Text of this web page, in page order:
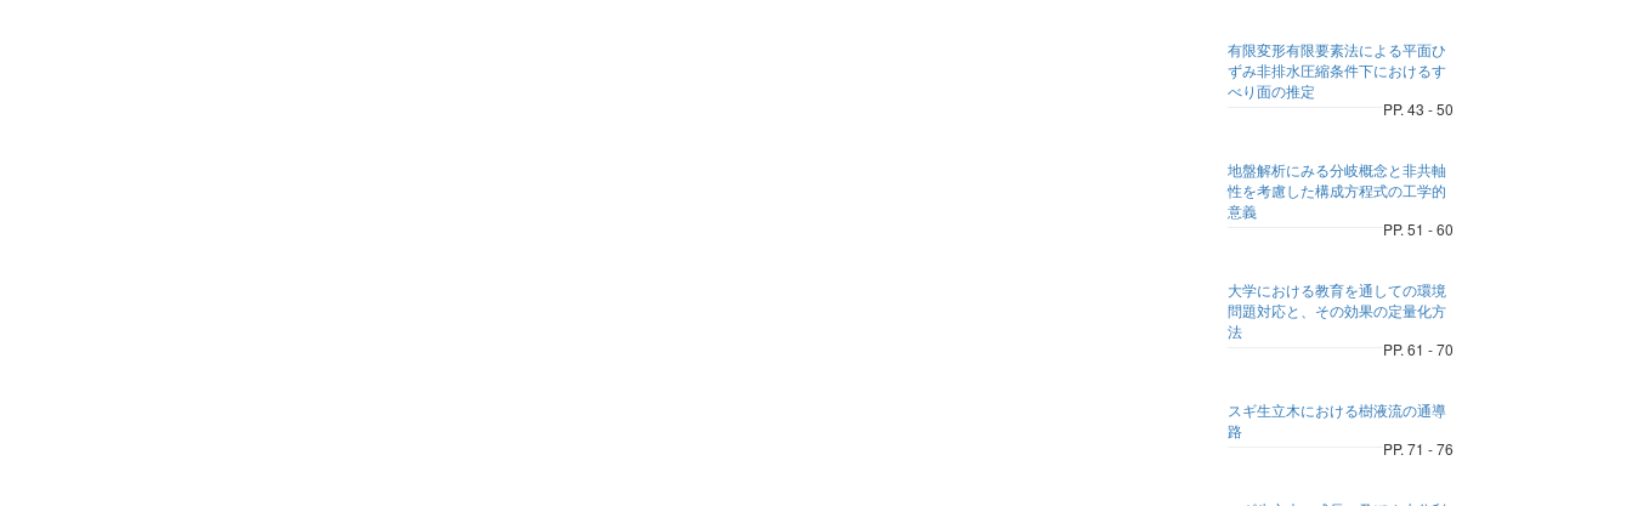
有限変形有限要素法による平面ひ
ずみ非排水圧縮条件下におけるす
べり面の推定
PP. 43 - 50
地盤解析にみる分岐概念と非共軸
性を考慮した構成方程式の工学的
意義
PP. 51 - 60
大学における教育を通しての環境
問題対応と、その効果の定量化方
法
PP. 61 - 70
スギ生立木における樹液流の通導
路
PP. 71 - 76